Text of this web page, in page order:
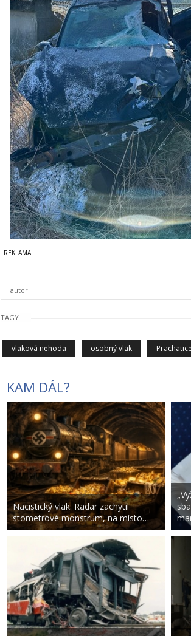
autor:
TAGY
vlaková nehoda osobný vlak Prachatice
KAM DÁL?
Nacistický vlak: Radar zachytil
stometrové monstrum, na místo…